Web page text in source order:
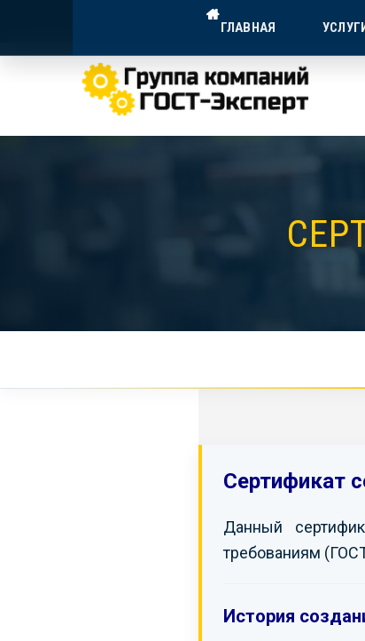
ГОСТ-ЭКСПЕРТ —
Экспертное
ГЛАВНАЯ
Сертификат
Данный
требованиям
История